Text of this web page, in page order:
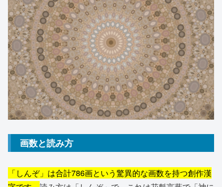
画数と読み方
「しんぞ」は合計786画という驚異的な画数を持つ創作漢